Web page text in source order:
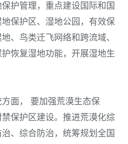
护管理，重点建设国际和国
保护区、湿地公园，有效保
、鸟类迁飞网络和跨流域、
恢复湿地功能，开展湿地生
面， 要加强荒漠生态保
保护区建设。推进荒漠化综
、综合防治，统筹规划全国